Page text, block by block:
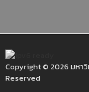
Copyright © 2026 มหา
Reserved